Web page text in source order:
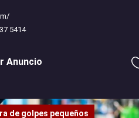
5414
Anuncio
de golpes pequeños